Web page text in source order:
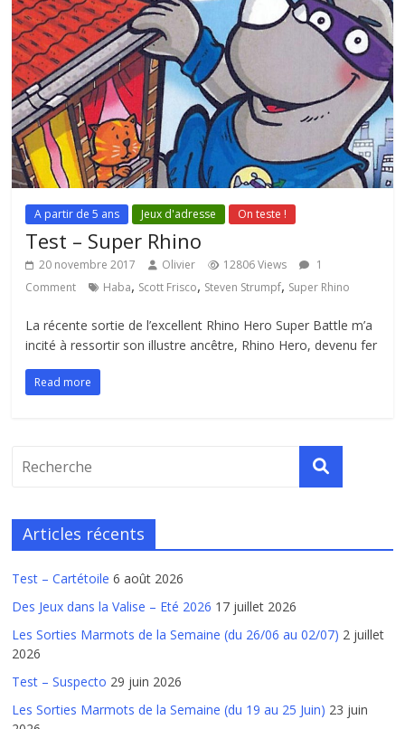
A partir de 5 ans Jeux d'adresse On teste !
Test – Super Rhino
20 novembre 2017 Olivier 12806 Views
1
Comment
Haba, Scott Frisco, Steven Strumpf, Super Rhino
La récente sortie de l’excellent Rhino Hero Super Battle m’a
incité à ressortir son illustre ancêtre, Rhino Hero, devenu fer
Read more
Articles récents
Test – Cartétoile 6 août 2026
Des Jeux dans la Valise – Eté 2026 17 juillet 2026
Les Sorties Marmots de la Semaine (du 26/06 au 02/07) 2 juillet
2026
Test – Suspecto 29 juin 2026
Les Sorties Marmots de la Semaine (du 19 au 25 Juin) 23 juin